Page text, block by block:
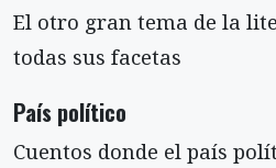
El otro gran tema de la
todas sus facetas
País político
Cuentos donde el país